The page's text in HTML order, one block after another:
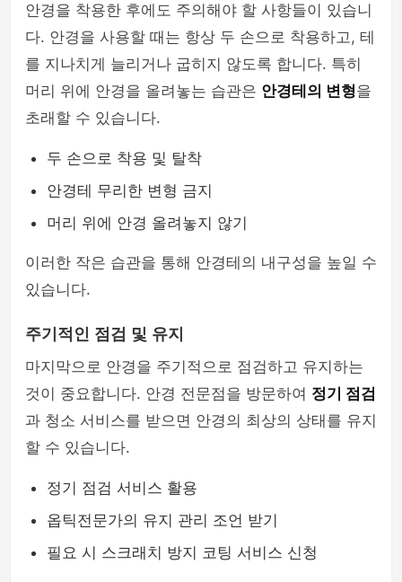
안경을 착용한 후에도 주의해야 할 사항들이 있습니
다. 안경을 사용할 때는 항상 두 손으로 착용하고, 테
를 지나치게 늘리거나 굽히지 않도록 합니다. 특히
머리 위에 안경을 올려놓는 습관은 안경테의 변형을
초래할 수 있습니다.
두 손으로 착용 및 탈착
안경테 무리한 변형 금지
머리 위에 안경 올려놓지 않기
이러한 작은 습관을 통해 안경테의 내구성을 높일 수
있습니다.
주기적인 점검 및 유지
마지막으로 안경을 주기적으로 점검하고 유지하는
것이 중요합니다. 안경 전문점을 방문하여 정기 점검
과 청소 서비스를 받으면 안경의 최상의 상태를 유지
할 수 있습니다.
정기 점검 서비스 활용
옵틱전문가의 유지 관리 조언 받기
필요 시 스크래치 방지 코팅 서비스 신청